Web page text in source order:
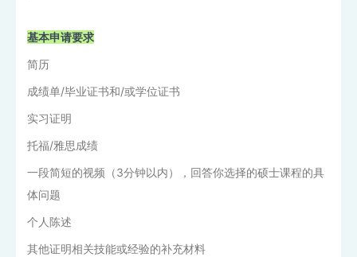
基本申请要求
简历
成绩单/毕业证书和/或学位证书
实习证明
托福/雅思成绩
一段简短的视频（3分钟以内），回答你选择的硕士课程的具
体问题
个人陈述
其他证明相关技能或经验的补充材料